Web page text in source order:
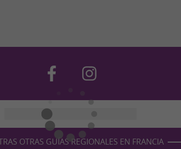
OTRAS GUÍAS REGIONALES EN FRANCIA